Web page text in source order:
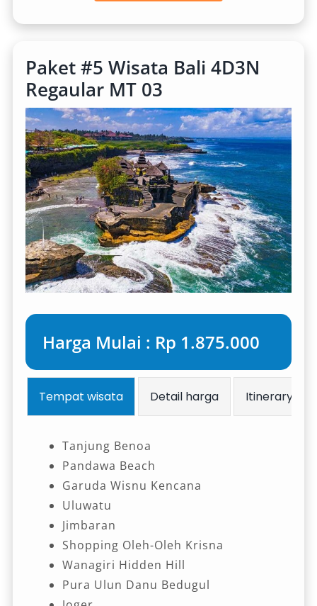
Paket #5 Wisata Bali 4D3N
Regaular MT 03
Harga Mulai : Rp 1.875.000
Tempat wisata Detail harga Itinerary
Tanjung Benoa
Pandawa Beach
Garuda Wisnu Kencana
Uluwatu
Jimbaran
Shopping Oleh-Oleh Krisna
Wanagiri Hidden Hill
Pura Ulun Danu Bedugul